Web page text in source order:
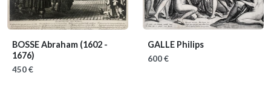
BOSSE Abraham (1602 -
1676)
450 €
GALLE Philips
600 €